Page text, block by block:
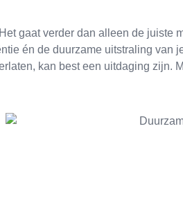
gaat verder dan alleen de juiste
én de duurzame uitstraling van
kan best een uitdaging zijn.